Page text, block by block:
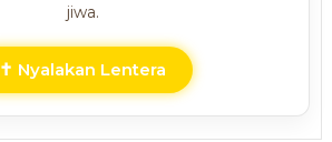
jiwa.
✝ Nyalakan Lentera